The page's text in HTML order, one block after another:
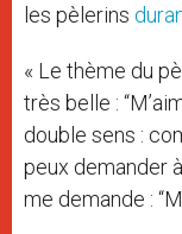
les pèlerins
« Le thème du
très belle :
double sens :
peux demander
me demande :